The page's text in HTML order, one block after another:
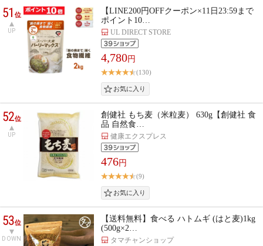
51位
UP
【LINE200円OFFクーポン×11日23:59まで
ポイント10…
UL DIRECT STORE
4,780円
(130)
52位
UP
創健社 もち麦（米粒麦） 630g【創健社 食
品 自然食…
健康エクスプレス
476円
(9)
53位
DOWN
【送料無料】食べる ハトムギ (はと麦)1kg
(500g×2…
タマチャンショップ